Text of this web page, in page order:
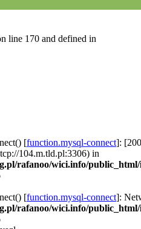
line 170 and defined in
[function.mysql-connect]:
104.m.tld.pl:3306) in
rafanoo/wici.info/
[function.mysql-connect]:
rafanoo/wici.info/